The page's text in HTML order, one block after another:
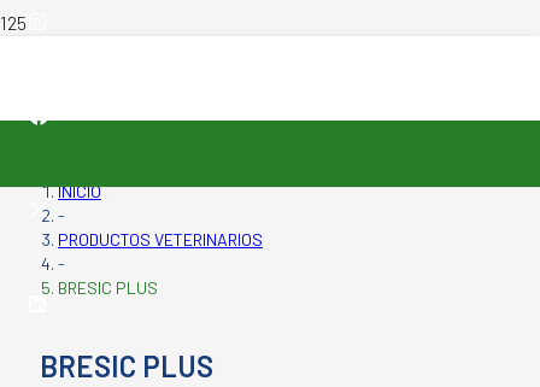
INICIO
-
PRODUCTOS VETERINARIOS
-
BRESIC PLUS
BRESIC PLUS